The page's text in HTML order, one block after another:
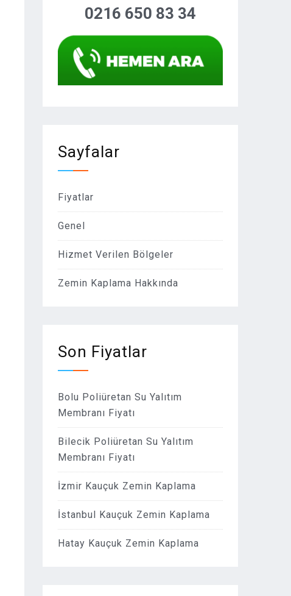
0216 650 83 34
Sayfalar
Fiyatlar
Genel
Hizmet Verilen Bölgeler
Zemin Kaplama Hakkında
Son Fiyatlar
Bolu Poliüretan Su Yalıtım
Membranı Fiyatı
Bilecik Poliüretan Su Yalıtım
Membranı Fiyatı
İzmir Kauçuk Zemin Kaplama
İstanbul Kauçuk Zemin Kaplama
Hatay Kauçuk Zemin Kaplama